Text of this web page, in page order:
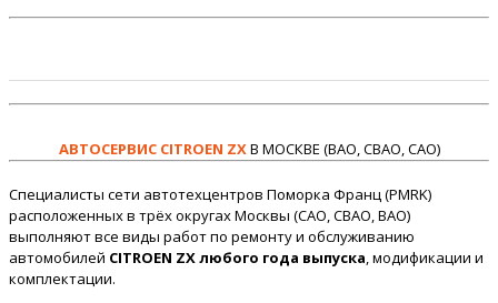
АВТОСЕРВИС CITROEN ZXВ МОСКВЕ (ВАО, СВАО, САО)
Специалисты сети автотехцентров Поморка Франц (PMRK)
расположенных в трёх округах Москвы (САО, СВАО, ВАО)
выполняют все виды работ по ремонту и обслуживанию
автомобилей CITROEN ZX любого года выпуска, модификации и
комплектации.